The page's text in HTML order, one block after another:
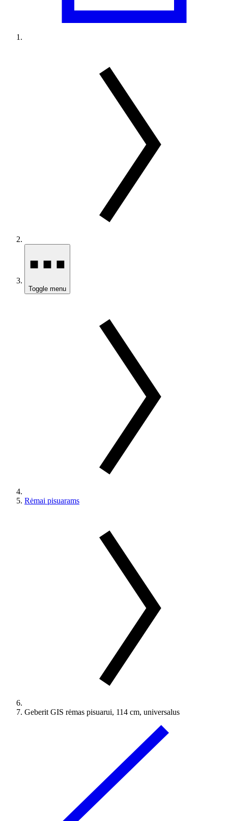
Toggle menu
Rėmai pisuarams
Geberit GIS rėmas pisuarui, 114 cm, universalus